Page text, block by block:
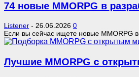
74 новые MMORPG в
Listener - 26.06.2026 0
Если вы сейчас ищете новые MMORPG
Лучшие MMORPG с